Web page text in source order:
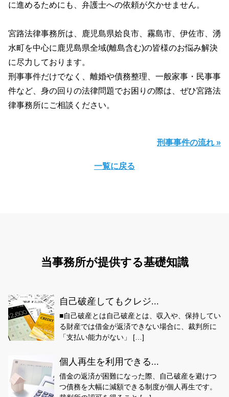
に進めるためにも、弁護士への依頼が欠かせません。
宮路法律事務所は、鹿児島県姶良市、霧島市、伊佐市、湧
水町を中心に鹿児島県全域(離島含む)の皆様のお悩み解決
に尽力しております。
刑事事件だけでなく、離婚や債務整理、一般家事・民事事
件など、身の回りの法律問題でお困りの際は、ぜひ宮路法
律事務所にご相談ください。
刑事事件の流れ »
一覧に戻る
当事務所が提供する基礎知識
自己破産してもクレジ...
■自己破産とは自己破産とは、収入や、保持してい
る財産では借金が返済できない場合に、裁判所に
「支払い能力がない」 […]
個人再生を利用できる...
借金の返済が困難になった際、自己破産を避けつ
つ債務を大幅に減額できる制度が個人再生です。